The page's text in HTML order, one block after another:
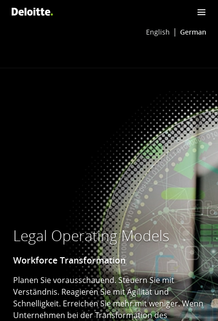
English German
Legal Operating Models
Workforce Transformation
Planen Sie vorausschauend. Steuern Sie mit
Verständnis. Reagieren Sie mit Agilität und
Schnelligkeit. Erreichen Sie mehr mit weniger. Wenn
Unternehmen bei der Transformation des